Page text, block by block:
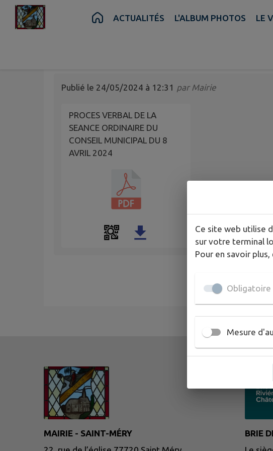
Contenu Recherche Pied de page
ACTUALITÉS L'ALBUM PHOTOS LE
PROCES VERBAL DE LA
MUNICIPAL DU 8 AVRIL
Publié le 24/05/2024 à 12:31 parMairie
PROCES VERBAL DE LA
SEANCE ORDINAIRE DU
CONSEIL MUNICIPAL DU 8
AVRIL 2024
MAIRIE - SAINT-MÉRY
BRIE
Ce site web utilise
sur votre terminal
Pour en savoir
Obligatoire
Mesure